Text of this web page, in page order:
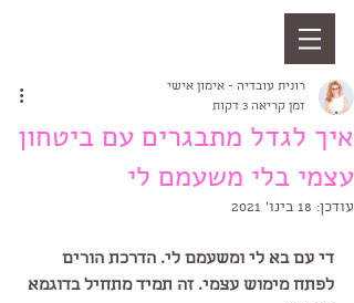
איך לגדל מתבגרים עם ביטחון
עצמי בלי משעמם לי
רונית עובדיה - אימון אישי
זמן קריאה 3 דקות
עודכן: 18 בינו׳ 2021
די עם בא לי ומשעמם לי. הדרכת הורים
לפתח מימוש עצמי. זה תמיד מתחיל בדוגמא